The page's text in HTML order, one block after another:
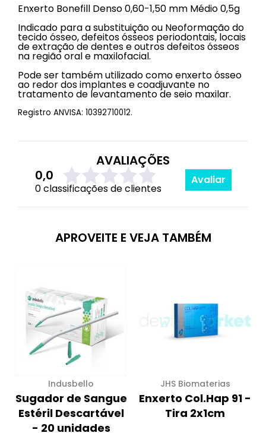
Enxerto Bonefill Denso 0,60-1,50 mm Médio 0,5g
Indicado para a substituição ou Neoformação do
tecido ósseo, defeitos ósseos periodontais, locais
de extração de dentes e outros defeitos ósseos
na região oral e maxilofacial.
Pode ser também utilizado como enxerto ósseo
ao redor dos implantes e coadjuvante no
tratamento de levantamento de seio maxilar.
Registro ANVISA: 10392710012.
AVALIAÇÕES
0,0
0 classificações de clientes
Avaliar
APROVEITE E VEJA TAMBÉM
Indusbello
Sugador de Sangue
Estéril Descartável
- 20 unidades
JHS Biomaterias
Enxerto Col.Hap 91 -
Tira 2x1cm